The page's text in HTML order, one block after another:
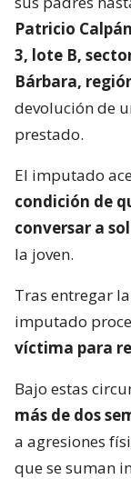
Patricio
3, lote B,
Bárbara,
devolución de
prestado.
El imputado
condición de
conversar a
la joven.
Tras entregar
imputado
víctima para
Bajo estas
más de dos
a agresiones
que se suman